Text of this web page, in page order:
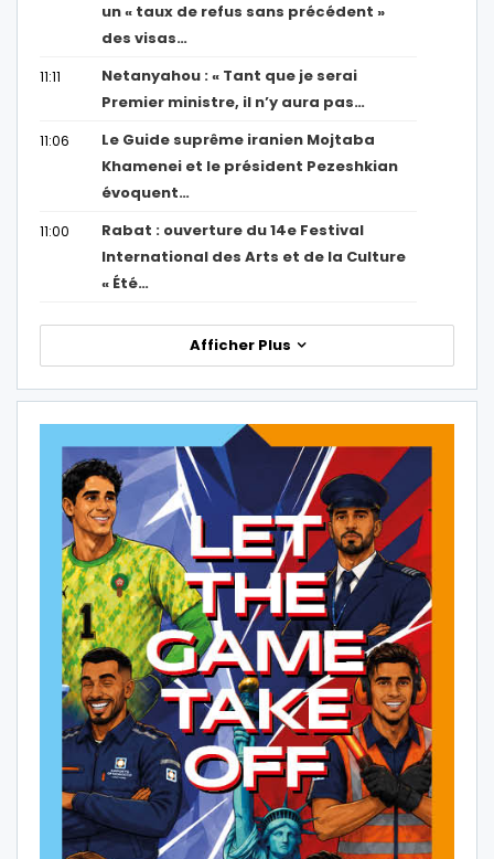
un « taux de refus sans précédent »
des visas…
11:11
Netanyahou : « Tant que je serai
Premier ministre, il n’y aura pas…
11:06
Le Guide suprême iranien Mojtaba
Khamenei et le président Pezeshkian
évoquent…
11:00
Rabat : ouverture du 14e Festival
International des Arts et de la Culture
« Été…
Afficher Plus